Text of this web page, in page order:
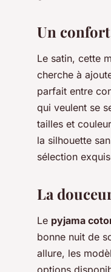
Un confort
Le satin, cette
cherche à
parfait entre
qui veulent se
tailles et
la silhouette
sélection
La
Le pyjama
bonne nuit de
allure, les
options